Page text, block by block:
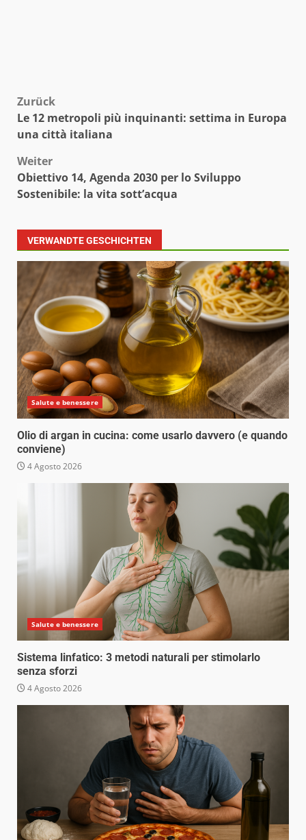
Beitragsnavigation
Zurück
Le 12 metropoli più inquinanti: settima in Europa
una città italiana
Weiter
Obiettivo 14, Agenda 2030 per lo Sviluppo
Sostenibile: la vita sott’acqua
VERWANDTE GESCHICHTEN
Salute e benessere
Olio di argan in cucina: come usarlo davvero (e quando
conviene)
4 Agosto 2026
Salute e benessere
Sistema linfatico: 3 metodi naturali per stimolarlo
senza sforzi
4 Agosto 2026